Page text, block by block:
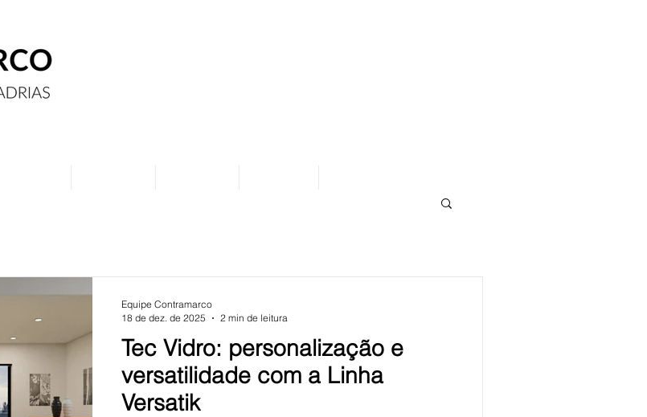
Tec Vidro: personalização e
versatilidade com a Linha
Versatik
Equipe Contramarco
18 de dez. de 2025
2 min de leitura